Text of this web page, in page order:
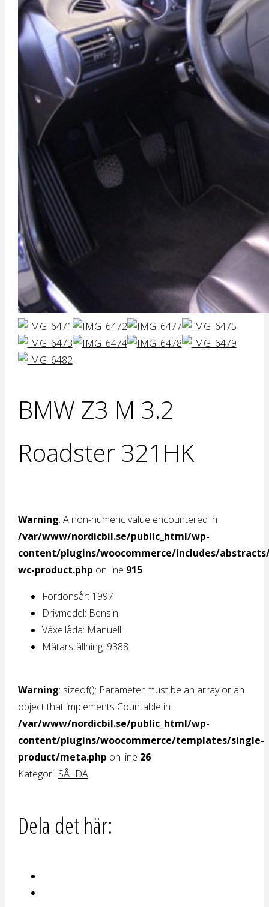
BMW Z3 M 3.2
Roadster 321HK
Warning: A non-numeric value encountered in
/var/www/nordicbil.se/public_html/wp-
content/plugins/woocommerce/includes/
wc-product.php on line 915
Fordonsår: 1997
Drivmedel: Bensin
Växellåda: Manuell
Mätarställning: 9388
Warning: sizeof(): Parameter must be an array or an
object that implements Countable in
/var/www/nordicbil.se/public_html/wp-
content/plugins/woocommerce/templates/single-
product/meta.php on line 26
Kategori: SÅLDA
Dela det här: